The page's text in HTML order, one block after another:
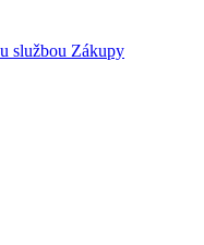
službou Zákupy